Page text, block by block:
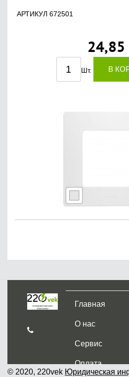
АРТИКУЛ 672501
24,85
Шт. В
Главная
О нас
Сервис
Оплата
© 2020, 220vek Юридическая